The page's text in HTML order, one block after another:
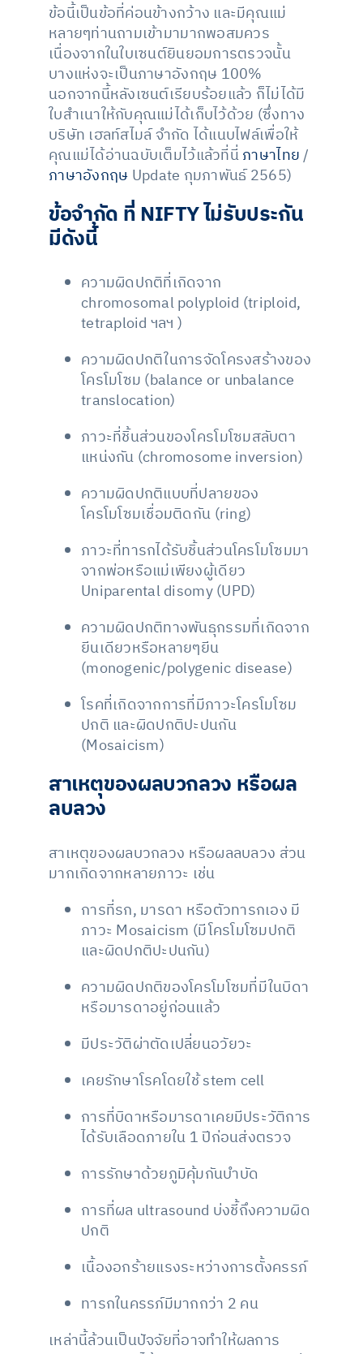
ข้อนี้เป็นข้อที่ค่อนข้างกว้าง และมีคุณแม่
หลายๆท่านถามเข้ามามากพอสมควร
เนื่องจากในใบเซนต์ยินยอมการตรวจนั้น
บางแห่งจะเป็นภาษาอังกฤษ 100%
นอกจากนี้หลังเซนต์เรียบร้อยแล้ว ก็ไม่ได้มี
ใบสำเนาให้กับคุณแม่ได้เก็บไว้ด้วย (ซึ่งทาง
บริษัท เฮลท์สไมล์ จำกัด ได้แนบไฟล์เพื่อให้
คุณแม่ได้อ่านฉบับเต็มไว้แล้วที่นี่ภาษาไทย/
ภาษาอังกฤษ Update กุมภาพันธ์ 2565)
ข้อจำกัด ที่NIFTYไม่รับประกัน
มีดังนี้
ความผิดปกติที่เกิดจาก
chromosomal polyploid (triploid,
tetraploid ฯลฯ )
ความผิดปกติในการจัดโครงสร้างของ
โครโมโซม (balance or unbalance
translocation)
ภาวะที่ชิ้นส่วนของโครโมโซมสลับตา
แหน่งกัน (chromosome inversion)
ความผิดปกติแบบที่ปลายของ
โครโมโซมเชื่อมติดกัน (ring)
ภาวะที่ทารกได้รับชิ้นส่วนโครโมโซมมา
จากพ่อหรือแม่เพียงผู้เดียว
Uniparental disomy (UPD)
ความผิดปกติทางพันธุกรรมที่เกิดจาก
ยีนเดียวหรือหลายๆยีน
(monogenic/polygenic disease)
โรคที่เกิดจากการที่มีภาวะโครโมโซม
ปกติ และผิดปกติปะปนกัน
(Mosaicism)
สาเหตุของผลบวกลวง หรือผล
ลบลวง
สาเหตุของผลบวกลวง หรือผลลบลวง ส่วน
มากเกิดจากหลายภาวะ เช่น
การที่รก, มารดา หรือตัวทารกเอง มี
ภาวะ Mosaicism (มีโครโมโซมปกติ
และผิดปกติปะปนกัน)
ความผิดปกติของโครโมโซมที่มีในบิดา
หรือมารดาอยู่ก่อนแล้ว
มีประวัติผ่าตัดเปลี่ยนอวัยวะ
เคยรักษาโรคโดยใช้ stem cell
การที่บิดาหรือมารดาเคยมีประวัติการ
ได้รับเลือดภายใน 1 ปีก่อนส่งตรวจ
การรักษาด้วยภูมิคุ้มกันบำบัด
การที่ผล ultrasound บ่งชี้ถึงความผิด
ปกติ
เนื้องอกร้ายแรงระหว่างการตั้งครรภ์
ทารกในครรภ์มีมากกว่า 2 คน
เหล่านี้ล้วนเป็นปัจจัยที่อาจทำให้ผลการ